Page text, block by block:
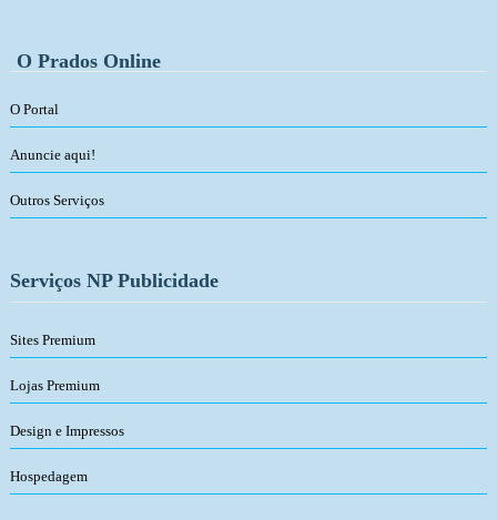
O Prados Online
O Portal
Anuncie aqui!
Outros Serviços
Serviços NP Publicidade
Sites Premium
Lojas Premium
Design e Impressos
Hospedagem